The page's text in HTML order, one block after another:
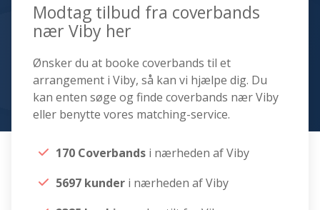
Modtag tilbud fra coverbands
nær Viby her
Ønsker du at booke coverbands til et
arrangement i Viby, så kan vi hjælpe dig. Du
kan enten søge og finde coverbands nær Viby
eller benytte vores matching-service.
170 Coverbands i nærheden af Viby
5697 kunder i nærheden af Viby